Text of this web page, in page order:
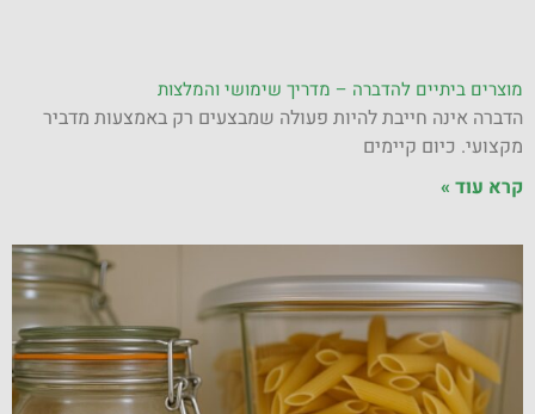
מוצרים ביתיים להדברה – מדריך שימושי והמלצות
הדברה אינה חייבת להיות פעולה שמבצעים רק באמצעות מדביר
מקצועי. כיום קיימים
קרא עוד »